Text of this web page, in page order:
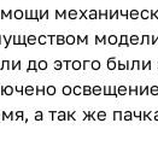
до этого были
а так же